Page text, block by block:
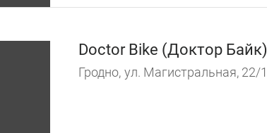
Doctor Bike (Доктор Байк)
Гродно, ул. Магистральная, 22/1